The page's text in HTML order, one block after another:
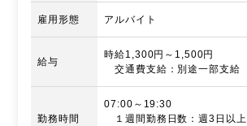
雇用形態 アルバイト
給与
時給1,300円～1,500円
交通費支給：別途一部支給
勤務時間
07:00～19:30
１週間勤務日数：週3日以上